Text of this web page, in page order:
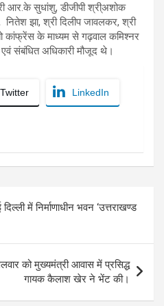
आर.के सुधांशु, डीजीपी श्री्अशोक
झा, श्री दिलीप जावलकर, श्री
कांफ्रेंस के माध्यम से गढ़वाल कमिश्नर
संबंधित अधिकारी मौजूद थे।
Twitter LinkedIn
में निर्माणाधीन भवन ‘उत्तराखण्ड
को मुख्यमंत्री आवास में प्रसिद्ध
गायक कैलाश खेर ने भेंट की।